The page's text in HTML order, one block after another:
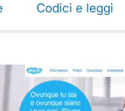
Codici e leggi